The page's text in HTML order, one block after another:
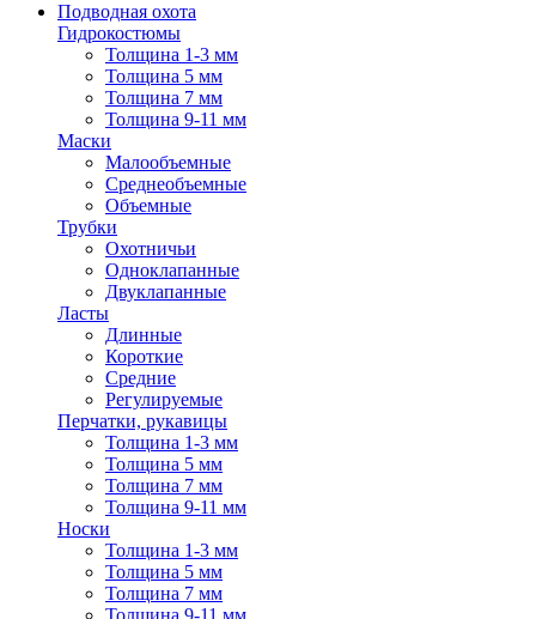
Подводная охота
Гидрокостюмы
Толщина 1-3 мм
Толщина 5 мм
Толщина 7 мм
Толщина 9-11 мм
Маски
Малообъемные
Среднеобъемные
Объемные
Трубки
Охотничьи
Одноклапанные
Двуклапанные
Ласты
Длинные
Короткие
Средние
Регулируемые
Перчатки, рукавицы
Толщина 1-3 мм
Толщина 5 мм
Толщина 7 мм
Толщина 9-11 мм
Носки
Толщина 1-3 мм
Толщина 5 мм
Толщина 7 мм
Толщина 9-11 мм